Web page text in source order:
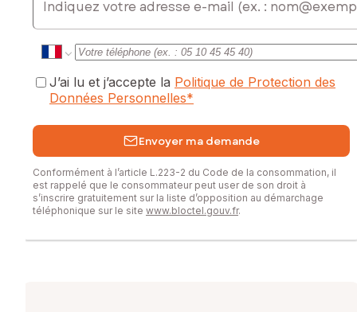
J’ai lu et j’accepte la Politique de Protection des
Données Personnelles*
Envoyer ma demande
Conformément à l’article L.223-2 du Code de la consommation, il
est rappelé que le consommateur peut user de son droit à
s’inscrire gratuitement sur la liste d’opposition au démarchage
téléphonique sur le site www.bloctel.gouv.fr.